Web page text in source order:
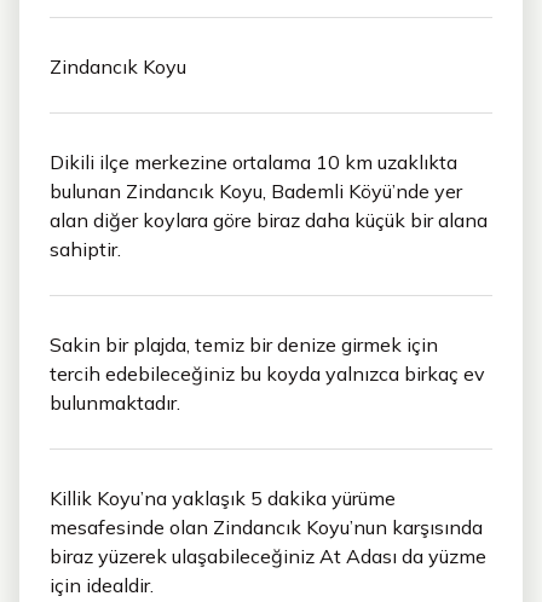
Zindancık Koyu
Dikili ilçe merkezine ortalama 10 km uzaklıkta
bulunan Zindancık Koyu, Bademli Köyü’nde yer
alan diğer koylara göre biraz daha küçük bir alana
sahiptir.
Sakin bir plajda, temiz bir denize girmek için
tercih edebileceğiniz bu koyda yalnızca birkaç ev
bulunmaktadır.
Killik Koyu’na yaklaşık 5 dakika yürüme
mesafesinde olan Zindancık Koyu’nun karşısında
biraz yüzerek ulaşabileceğiniz At Adası da yüzme
için idealdir.